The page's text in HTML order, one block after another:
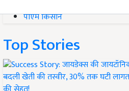
पीएम किसान
Top Stories